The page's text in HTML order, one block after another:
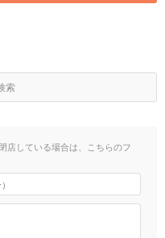
索
店している場合は、こちらのフ